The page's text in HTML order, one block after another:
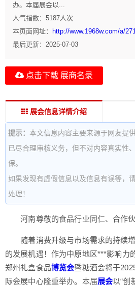
办。本届展会以...
人气指数： 5187人次
本页面网址：
http://www.1968w.com/a/
最后更新： 2025-07-03
点击下载 展商名录
展会信息详情介绍
提示： 本文信息内容主要来源于网友提
已尽合理审核义务，但不对内容真实性
保。
如果发现有虚假信息以及信息有误等，
处理！
河南尊敬的食品行业同仁、合作伙
随着消费升级与市场需求的持续增
的发展机遇！作为中原地区***影响力
郑州礼盒食品博览会暨糖酒会将于
际会展中心隆重举办。本届展会以“创